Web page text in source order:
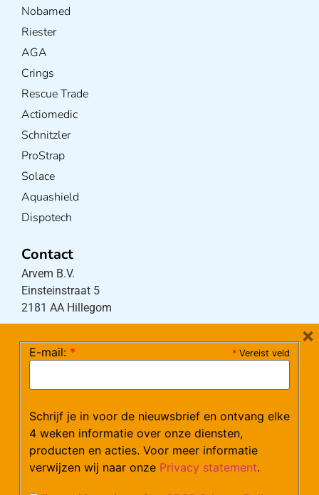
Nobamed
Riester
AGA
Crings
Rescue Trade
Actiomedic
Schnitzler
ProStrap
Solace
Aquashield
Dispotech
Contact
Arvem B.V.
Einsteinstraat 5
2181 AA Hillegom
Tel:0252-533256
08:30-16:00 uur)
Mail:
klantenservice@arvem.nl
Werken bij Arvem?
Bekijk hier onze vacatures.
* Vereist veld
E-mail: *
Schrijf je in voor de nieuwsbrief en ontvang elke
4 weken informatie over onze diensten,
producten en acties. Voor meer informatie
verwijzen wij naar onze Privacy statement.
×